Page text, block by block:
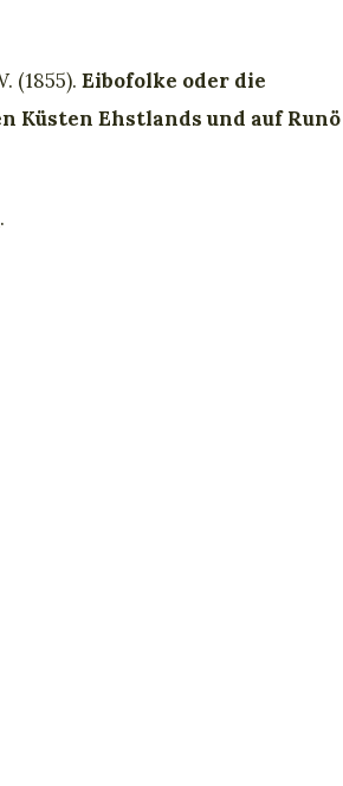
(1855).Eibofolke oder die
Küsten Ehstlands und auf
.